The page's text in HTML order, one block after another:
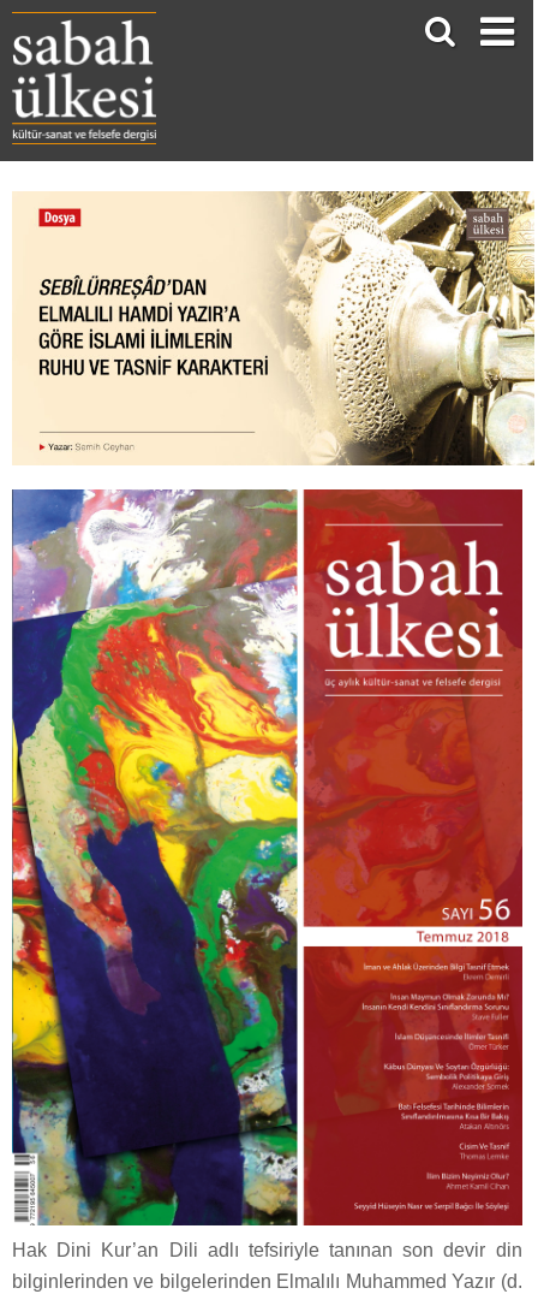
Hak Dini Kur’an Dili adlı tefsiriyle tanınan son devir din
bilginlerinden ve bilgelerinden Elmalılı Muhammed Yazır (d.